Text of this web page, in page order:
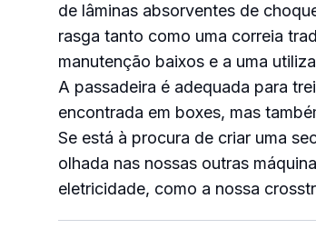
de lâminas absorventes de
rasga tanto como uma correia
manutenção baixos e a uma
A passadeira é adequada para
encontrada em boxes, mas
Se está à procura de criar uma
olhada nas nossas outras
eletricidade, como a nossa